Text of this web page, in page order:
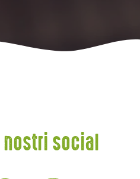
nostri social